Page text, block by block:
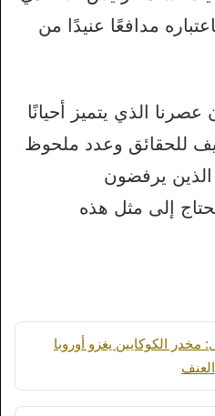
مدافعًا عنيدًا من
الذي يتميز أحيانًا
للحقائق وعدد ملحوظ
الذين يرفضون
يحتاج إلى مثل هذه
مخدر الكوكايين يغزو أوروبا